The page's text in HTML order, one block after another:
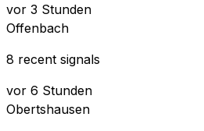
vor 3 Stunden
Offenbach
8 recent signals
vor 6 Stunden
Obertshausen